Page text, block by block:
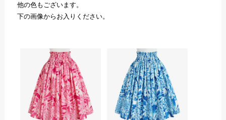
他の色もございます。
下の画像からお入りください。